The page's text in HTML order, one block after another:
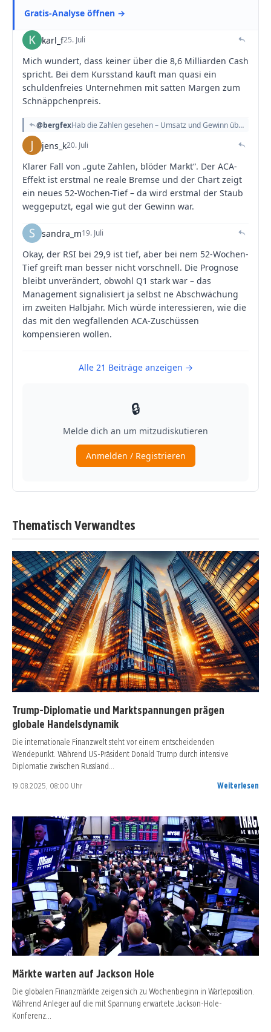
Thematisch Verwandtes
Trump-Diplomatie und Marktspannungen prägen
globale Handelsdynamik
Die internationale Finanzwelt steht vor einem entscheidenden
Wendepunkt. Während US-Präsident Donald Trump durch intensive
Diplomatie zwischen Russland…
19.08.2025, 08:00 Uhr Weiterlesen
Märkte warten auf Jackson Hole
Die globalen Finanzmärkte zeigen sich zu Wochenbeginn in Warteposition.
Während Anleger auf die mit Spannung erwartete Jackson-Hole-
Konferenz…